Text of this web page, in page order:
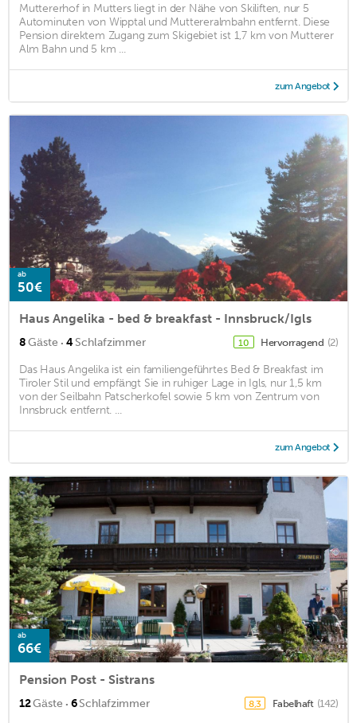
Muttererhof in Mutters liegt in der Nähe von Skiliften, nur 5
Autominuten von Wipptal und Muttereralmbahn entfernt. Diese
Pension direktem Zugang zum Skigebiet ist 1,7 km von Mutterer
Alm Bahn und 5 km ...
zum Angebot
ab
50€
Haus Angelika - bed & breakfast - Innsbruck/Igls
8Gäste · 4Schlafzimmer 10 Hervorragend (2)
Das Haus Angelika ist ein familiengeführtes Bed & Breakfast im
Tiroler Stil und empfängt Sie in ruhiger Lage in Igls, nur 1,5 km
von der Seilbahn Patscherkofel sowie 5 km von Zentrum von
Innsbruck entfernt. ...
zum Angebot
ab
66€
Pension Post - Sistrans
12Gäste · 6Schlafzimmer 8,3 Fabelhaft (142)